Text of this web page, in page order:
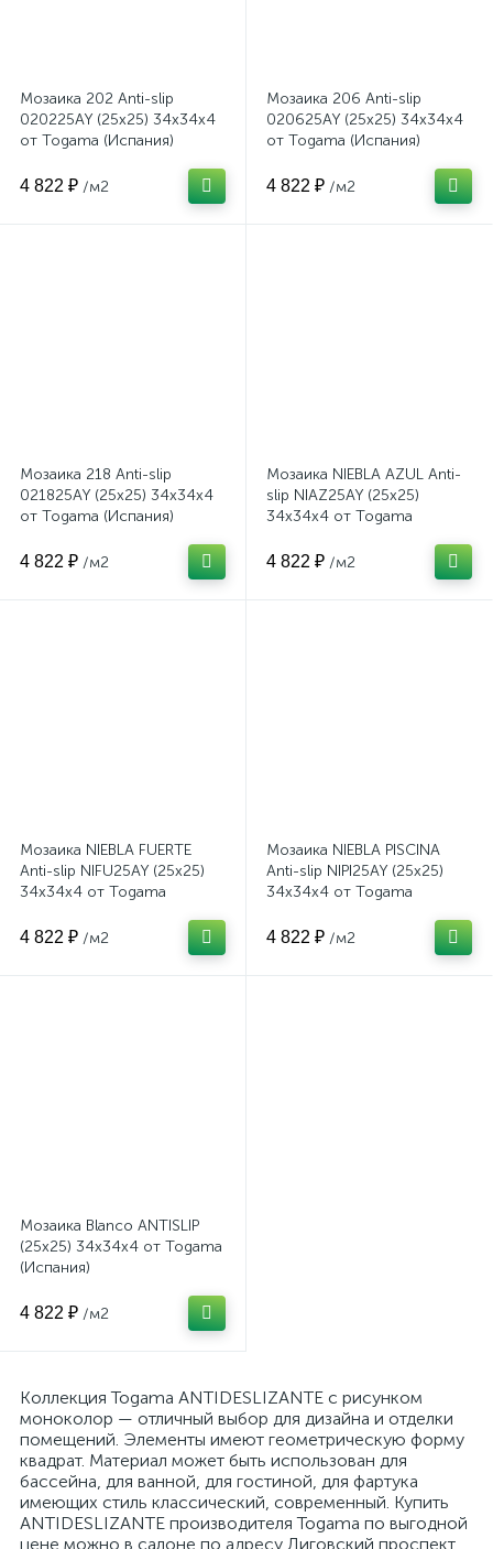
Мозаика 202 Anti-slip
020225AY (25x25) 34x34x4
от Togama (Испания)
4 822 ₽ /м2
Мозаика 206 Anti-slip
020625AY (25x25) 34x34x4
от Togama (Испания)
4 822 ₽ /м2
Мозаика 218 Anti-slip
021825AY (25x25) 34x34x4
от Togama (Испания)
4 822 ₽ /м2
Мозаика NIEBLA AZUL Anti-
slip NIAZ25AY (25x25)
34x34x4 от Togama
4 822 ₽ /м2
Мозаика NIEBLA FUERTE
Anti-slip NIFU25AY (25x25)
34x34x4 от Togama
4 822 ₽ /м2
Мозаика NIEBLA PISCINA
Anti-slip NIPI25AY (25x25)
34x34x4 от Togama
4 822 ₽ /м2
Мозаика Blanco ANTISLIP
(25x25) 34x34x4 от Togama
(Испания)
4 822 ₽ /м2
Коллекция Togama ANTIDESLIZANTE с рисунком
моноколор — отличный выбор для дизайна и отделки
помещений. Элементы имеют геометрическую форму
квадрат. Материал может быть использован для
бассейна, для ванной, для гостиной, для фартука
имеющих стиль классический, современный. Купить
ANTIDESLIZANTE производителя Togama по выгодной
цене можно в салоне по адресу Лиговский проспект